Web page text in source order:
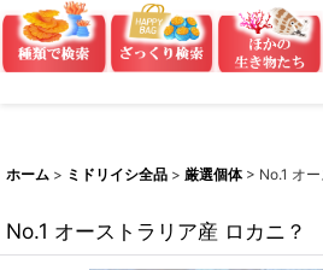
ホーム > ミドリイシ全品 > 厳選個体 > No.1 オ
No.1 オーストラリア産 ロカニ？